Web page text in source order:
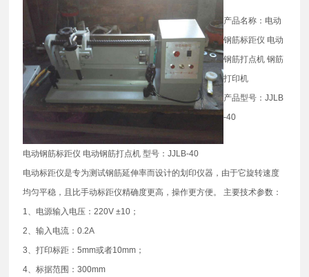
产品名称：电动
钢筋标距仪 电动
钢筋打点机 钢筋
打印机
产品型号：JJLB
-40
电动钢筋标距仪 电动钢筋打点机 型号：JJLB-40
电动标距仪是专为测试钢筋延伸率而设计的划印仪器，由于它旋转速度
均匀平稳，且比手动标距仪精确度更高，操作更方便。 主要技术参数：
1、电源输入电压：220V ±10；
2、输入电流：0.2A
3、打印标距：5mm或者10mm；
4、标据范围：300mm